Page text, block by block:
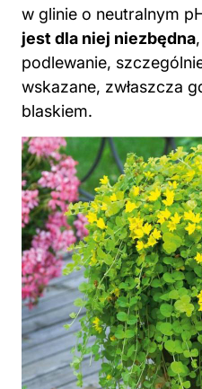
w glinie o neutralnym
jest dla niej niezbędna
podlewanie,
wskazane, zwłaszcza
blaskiem.